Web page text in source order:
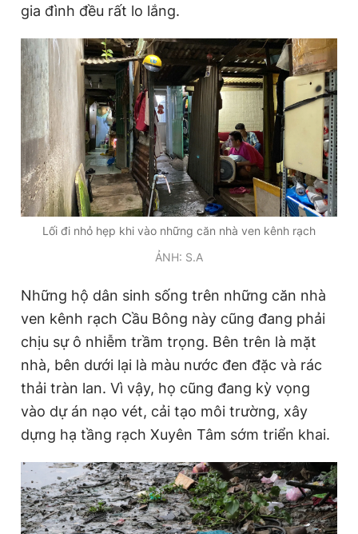
gia đình đều rất lo lắng.
Lối đi nhỏ hẹp khi vào những căn nhà ven kênh rạch
ẢNH: S.A
Những hộ dân sinh sống trên những căn nhà
ven kênh rạch Cầu Bông này cũng đang phải
chịu sự ô nhiễm trầm trọng. Bên trên là mặt
nhà, bên dưới lại là màu nước đen đặc và rác
thải tràn lan. Vì vậy, họ cũng đang kỳ vọng
vào dự án nạo vét, cải tạo môi trường, xây
dựng hạ tầng rạch Xuyên Tâm sớm triển khai.